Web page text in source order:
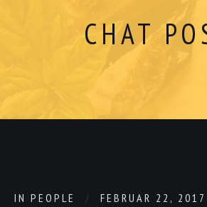
CHAT
IN PEOPLE
FEBRUAR 22, 2017